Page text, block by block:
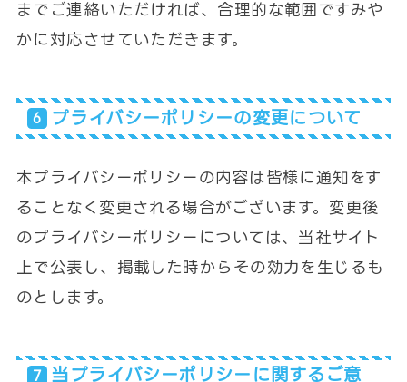
までご連絡いただければ、合理的な範囲ですみや
かに対応させていただきます。
プライバシーポリシーの変更について
本プライバシーポリシーの内容は皆様に通知をす
ることなく変更される場合がございます。変更後
のプライバシーポリシーについては、当社サイト
上で公表し、掲載した時からその効力を生じるも
のとします。
当プライバシーポリシーに関するご意